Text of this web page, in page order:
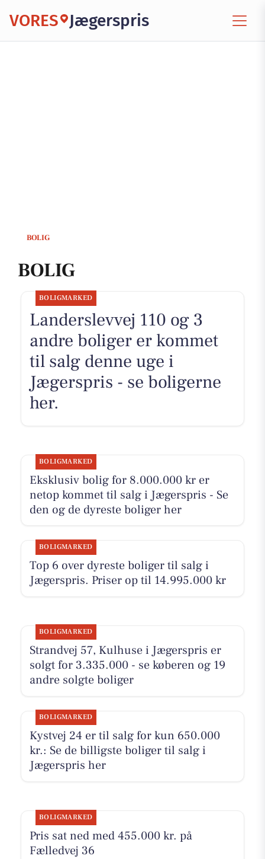
VORES Jægerspris
BOLIG
BOLIG
BOLIGMARKED
Landerslevvej 110 og 3
andre boliger er kommet
til salg denne uge i
Jægerspris - se boligerne
her.
BOLIGMARKED
Eksklusiv bolig for 8.000.000 kr er
netop kommet til salg i Jægerspris - Se
den og de dyreste boliger her
BOLIGMARKED
Top 6 over dyreste boliger til salg i
Jægerspris. Priser op til 14.995.000 kr
BOLIGMARKED
Strandvej 57, Kulhuse i Jægerspris er
solgt for 3.335.000 - se køberen og 19
andre solgte boliger
BOLIGMARKED
Kystvej 24 er til salg for kun 650.000
kr.: Se de billigste boliger til salg i
Jægerspris her
BOLIGMARKED
Pris sat ned med 455.000 kr. på
Fælledvej 36